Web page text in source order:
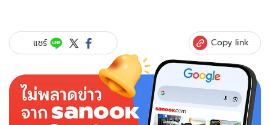
แชร์ Copy link